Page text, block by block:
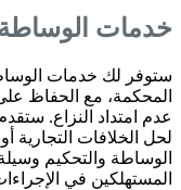
خدمات الوساطة
ستوفر لك خدمات
المحكمة، مع الحفاظ
عدم امتداد النزاع.
لحل الخلافات التجارية
الوساطة والتحكيم
المستهلكين في